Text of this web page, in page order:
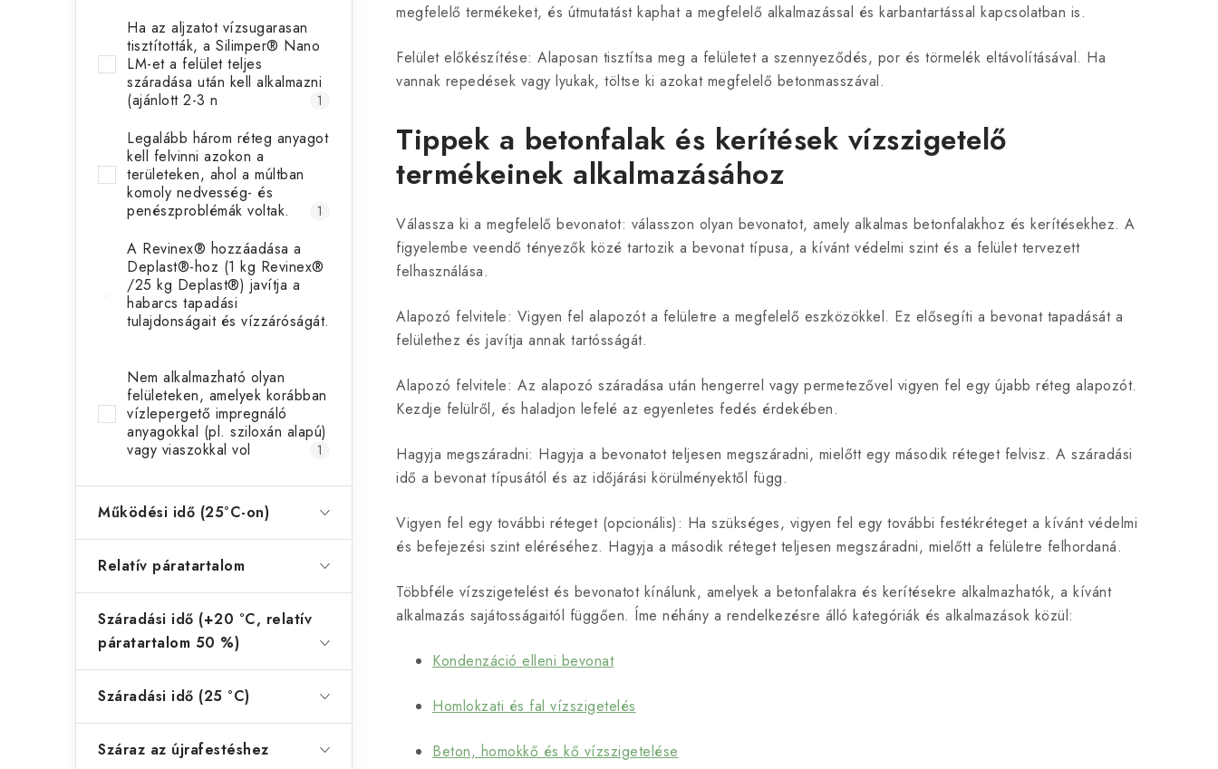
Ha az aljzatot vízsugarasan
tisztították, a Silimper® Nano
LM-et a felület teljes
száradása után kell alkalmazni
(ajánlott 2-3 n
1
Legalább három réteg anyagot
kell felvinni azokon a
területeken, ahol a múltban
komoly nedvesség- és
penészproblémák voltak.
1
A Revinex® hozzáadása a
Deplast®-hoz (1 kg Revinex®
/25 kg Deplast®) javítja a
habarcs tapadási
tulajdonságait és vízzáróságát.
Nem alkalmazható olyan
felületeken, amelyek korábban
vízlepergető impregnáló
anyagokkal (pl. sziloxán alapú)
vagy viaszokkal vol
1
Működési idő (25°C-on)
Relatív páratartalom
Száradási idő (+20 °C, relatív
páratartalom 50 %)
Száradási idő (25 °C)
Száraz az újrafestéshez
megfelelő termékeket, és útmutatást kaphat a megfelelő alkalmazással és karbantartással kapcsolatban is.
Felület előkészítése: Alaposan tisztítsa meg a felületet a szennyeződés, por és törmelék eltávolításával. Ha
vannak repedések vagy lyukak, töltse ki azokat megfelelő betonmasszával.
Tippek a betonfalak és kerítések vízszigetelő
termékeinek alkalmazásához
Válassza ki a megfelelő bevonatot: válasszon olyan bevonatot, amely alkalmas betonfalakhoz és kerítésekhez. A
figyelembe veendő tényezők közé tartozik a bevonat típusa, a kívánt védelmi szint és a felület tervezett
felhasználása.
Alapozó felvitele: Vigyen fel alapozót a felületre a megfelelő eszközökkel. Ez elősegíti a bevonat tapadását a
felülethez és javítja annak tartósságát.
Alapozó felvitele: Az alapozó száradása után hengerrel vagy permetezővel vigyen fel egy újabb réteg alapozót.
Kezdje felülről, és haladjon lefelé az egyenletes fedés érdekében.
Hagyja megszáradni: Hagyja a bevonatot teljesen megszáradni, mielőtt egy második réteget felvisz. A száradási
idő a bevonat típusától és az időjárási körülményektől függ.
Vigyen fel egy további réteget (opcionális): Ha szükséges, vigyen fel egy további festékréteget a kívánt védelmi
és befejezési szint eléréséhez. Hagyja a második réteget teljesen megszáradni, mielőtt a felületre felhordaná.
Többféle vízszigetelést és bevonatot kínálunk, amelyek a betonfalakra és kerítésekre alkalmazhatók, a kívánt
alkalmazás sajátosságaitól függően. Íme néhány a rendelkezésre álló kategóriák és alkalmazások közül:
Kondenzáció elleni bevonat
Homlokzati és fal vízszigetelés
Beton, homokkő és kő vízszigetelése